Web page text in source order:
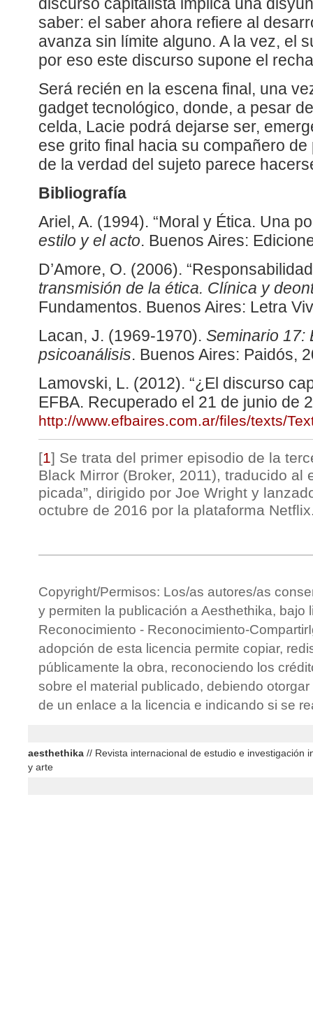
discurso capitalista implica una
saber: el saber ahora refiere al
avanza sin límite alguno. A la vez, el
por eso este discurso supone el
Será recién en la escena final, una
gadget tecnológico, donde, a pesar
celda, Lacie podrá dejarse ser,
ese grito final hacia su compañero
de la verdad del sujeto parece
Bibliografía
Ariel, A. (1994). “Moral y Ética. Una
estilo y el acto. Buenos Aires:
D’Amore, O. (2006).
transmisión de la ética. Clínica y
Fundamentos. Buenos Aires: Letra
Lacan, J. (1969-1970). Seminario 17:
psicoanálisis. Buenos Aires: Paidós,
Lamovski, L. (2012). “¿El discurso
EFBA. Recuperado el 21 de junio de
http://www.efbaires.com.ar/files/texts/
[1] Se trata del primer episodio de la
Black Mirror (Broker, 2011), traducido al
picada”, dirigido por Joe Wright y
octubre de 2016 por la plataforma
Copyright/Permisos: Los/as autores/as
y permiten la publicación a Aesthethika, bajo
Reconocimiento - Reconocimiento-
adopción de esta licencia permite copiar,
públicamente la obra, reconociendo los
sobre el material publicado, debiendo
de un enlace a la licencia e indicando si se
aesthethika // Revista internacional de estudio e investigación
y arte